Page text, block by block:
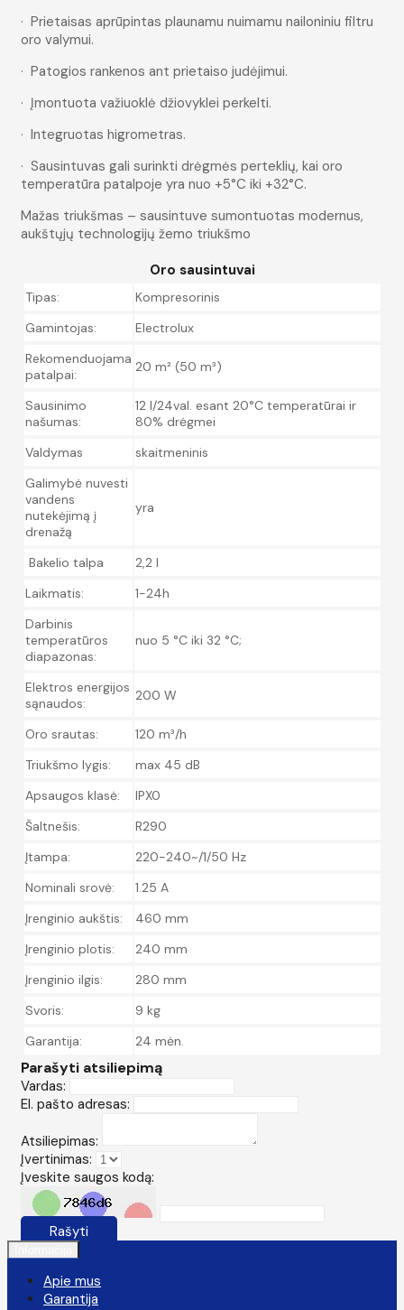
· Prietaisas aprūpintas plaunamu nuimamu nailoniniu filtru
oro valymui.
· Patogios rankenos ant prietaiso judėjimui.
· Įmontuota važiuoklė džiovyklei perkelti.
· Integruotas higrometras.
· Sausintuvas gali surinkti drėgmės perteklių, kai oro
temperatūra patalpoje yra nuo +5°C iki +32°C.
Mažas triukšmas – sausintuve sumontuotas modernus,
aukštųjų technologijų žemo triukšmo
Oro sausintuvai
Tipas:
Kompresorinis
Gamintojas:
Electrolux
Rekomenduojama
patalpai:
20 m² (50 m³)
Sausinimo
našumas:
12 l/24val. esant 20°C temperatūrai ir
80% drėgmei
Valdymas
skaitmeninis
Galimybė nuvesti
vandens
nutekėjimą į
drenažą
yra
Bakelio talpa
2,2 l
Laikmatis:
1-24h
Darbinis
temperatūros
diapazonas:
nuo 5 °C iki 32 °C;
Elektros energijos
sąnaudos:
200 W
Oro srautas:
120 m³/h
Triukšmo lygis:
max 45 dB
Apsaugos klasė:
IPX0
Šaltnešis:
R290
Įtampa:
220-240~/1/50 Hz
Nominali srovė:
1.25 A
Įrenginio aukštis:
460 mm
Įrenginio plotis:
240 mm
Įrenginio ilgis:
280 mm
Svoris:
9 kg
Garantija:
24 mėn.
Parašyti atsiliepimą
Vardas:
El. pašto adresas:
Atsiliepimas:
Įvertinimas:
Įveskite saugos kodą:
Rašyti
Apie mus
Garantija